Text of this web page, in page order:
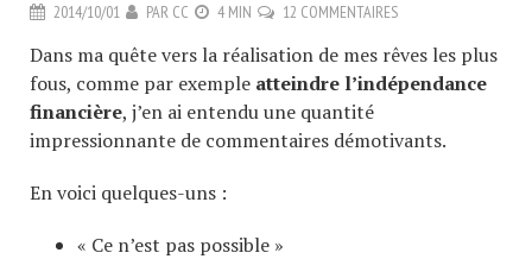
2014/10/01 PAR CC 4 MIN 12 COMMENTAIRES
Dans ma quête vers la réalisation de mes rêves les plus
fous, comme par exemple atteindre l’indépendance
financière, j’en ai entendu une quantité
impressionnante de commentaires démotivants.
En voici quelques-uns :
« Ce n’est pas possible »